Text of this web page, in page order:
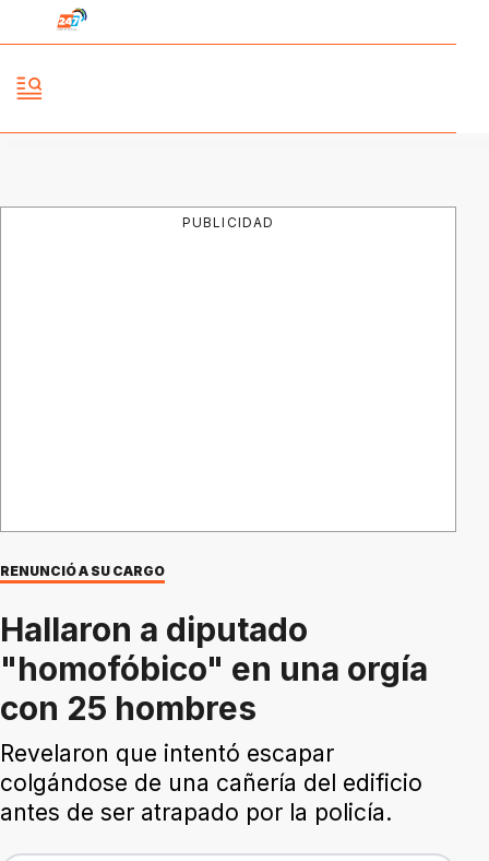
PUBLICIDAD
RENUNCIÓ A SU CARGO
Hallaron a diputado
"homofóbico" en una orgía
con 25 hombres
Revelaron que intentó escapar
colgándose de una cañería del edificio
antes de ser atrapado por la policía.